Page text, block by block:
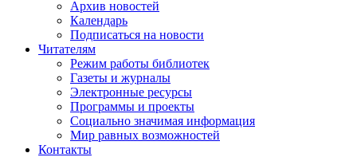
Архив новостей
Календарь
Подписаться на новости
Читателям
Режим работы библиотек
Газеты и журналы
Электронные ресурсы
Программы и проекты
Социально значимая информация
Мир равных возможностей
Контакты